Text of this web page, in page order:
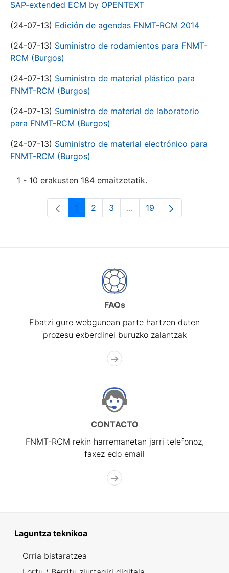
SAP-extended ECM by OPENTEXT
(24-07-13) Edición de agendas FNMT-RCM 2014
(24-07-13) Suministro de rodamientos para FNMT-
RCM (Burgos)
(24-07-13) Suministro de material plástico para
FNMT-RCM (Burgos)
(24-07-13) Suministro de material de laboratorio
para FNMT-RCM (Burgos)
(24-07-13) Suministro de material electrónico para
FNMT-RCM (Burgos)
1 - 10 erakusten 184 emaitzetatik.
Orrialdea
1 Orrialdea
2 Orrialdea
3 ...Intermediate Pages Use
Orrialdea
19
FAQs
Ebatzi gure webgunean parte hartzen duten
prozesu exberdinei buruzko zalantzak
CONTACTO
FNMT-RCM rekin harremanetan jarri telefonoz,
faxez edo email
Laguntza teknikoa
Orria bistaratzea